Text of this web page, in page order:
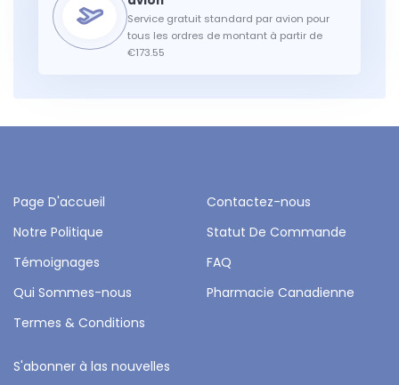
Service gratuit standard par avion pour
tous les ordres de montant à partir de
€173.55
Page D'accueil
Contactez-nous
Notre Politique
Statut De Commande
Témoignages
FAQ
Qui Sommes-nous
Pharmacie Canadienne
Termes & Conditions
S'abonner à las nouvelles